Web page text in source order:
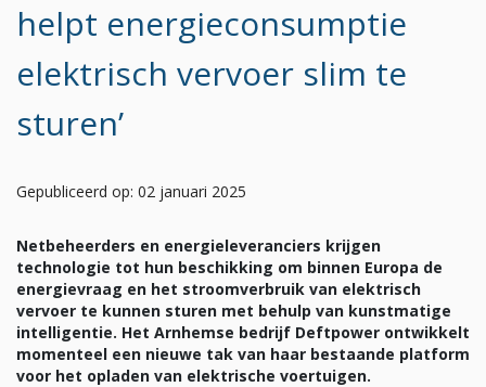
helpt energieconsumptie
elektrisch vervoer slim te
sturen’
Gepubliceerd op: 02 januari 2025
Netbeheerders en energieleveranciers krijgen
technologie tot hun beschikking om binnen Europa de
energievraag en het stroomverbruik van elektrisch
vervoer te kunnen sturen met behulp van kunstmatige
intelligentie. Het Arnhemse bedrijf Deftpower ontwikkelt
momenteel een nieuwe tak van haar bestaande platform
voor het opladen van elektrische voertuigen.